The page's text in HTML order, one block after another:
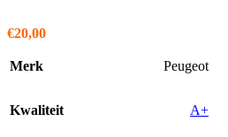
€20,00
Merk Peugeot
Kwaliteit A+